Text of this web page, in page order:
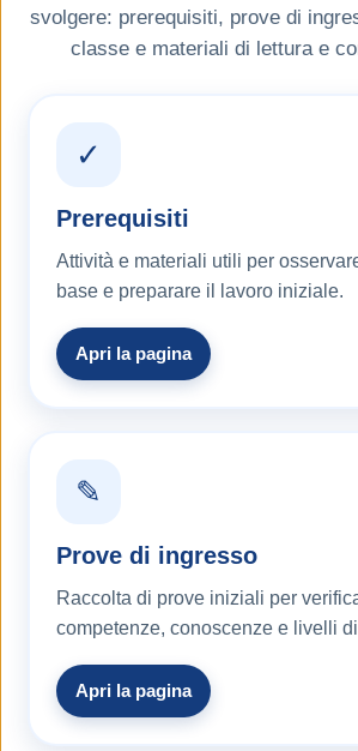
svolgere: prerequisiti, prove di
classe e materiali di lettura e
✓
Prerequisiti
Attività e materiali utili per
base e preparare il lavoro iniziale.
Apri la pagina
✎
Prove di ingresso
Raccolta di prove iniziali per
competenze, conoscenze e livelli
Apri la pagina